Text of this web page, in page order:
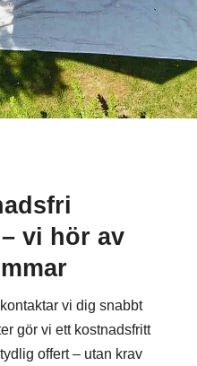
vi hör av
vi dig snabbt
gör vi ett kostnadsfritt
offert – utan krav